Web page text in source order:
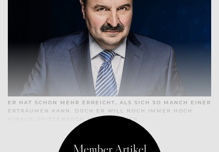
ER HAT SCHON MEHR ERREICHT, ALS SICH SO MANCH EINER
ERTRÄUMEN KANN. DOCH ER WILL NOCH IMMER HOCH
HINAUS: SPITZENKOCH JOHANN LAFER.